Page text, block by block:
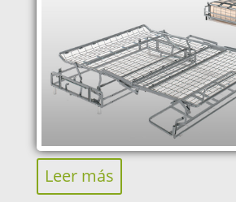
Leer más